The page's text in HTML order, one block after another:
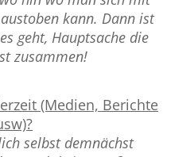
kann. Dann ist
geht, Hauptsache die
zusammen!
(Medien, Berichte
selbst demnächst